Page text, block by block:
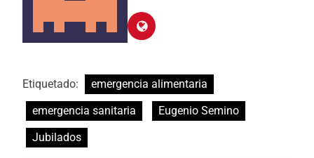
Etiquetado:
emergencia alimentaria
emergencia sanitaria
Eugenio Semino
Jubilados